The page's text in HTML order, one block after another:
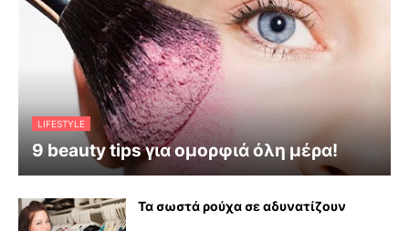
LIFESTYLE
9 beauty tips για ομορφιά όλη μέρα!
Τα σωστά ρούχα σε αδυνατίζουν